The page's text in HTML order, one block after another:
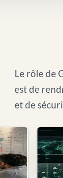
Le rôle de
est de
et de